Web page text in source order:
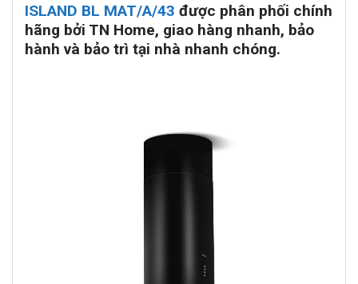
ISLAND BL MAT/A/43 được phân phối chính
hãng bởi TN Home, giao hàng nhanh, bảo
hành và bảo trì tại nhà nhanh chóng.